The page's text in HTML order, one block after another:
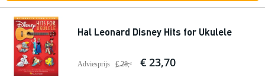
Hal Leonard Disney Hits for Ukulele
Adviesprijs € 28,- € 23,70